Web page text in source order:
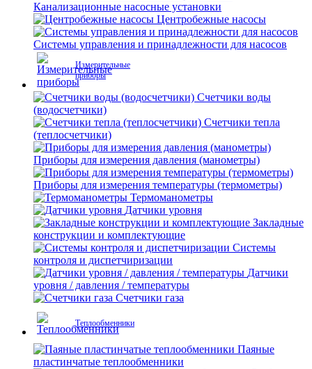
Канализационные насосные установки
Центробежные насосы
Системы управления и принадлежности для насосов
Измерительные
приборы
Счетчики воды
(водосчетчики)
Счетчики тепла
(теплосчетчики)
Приборы для измерения давления (манометры)
Приборы для измерения температуры (термометры)
Термоманометры
Датчики уровня
Закладные
конструкции и комплектующие
Системы
контроля и диспетчиризации
Датчики
уровня / давления / температуры
Счетчики газа
Теплообменники
Паяные
пластинчатые теплообменники